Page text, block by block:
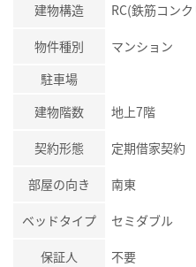
建物構造 RC(鉄筋コン
物件種別
マンション
駐車場
建物階数
地上7階
契約形態 定期借家契約
部屋の向き 南東
ベッドタイプ セミダブル
保証人 不要